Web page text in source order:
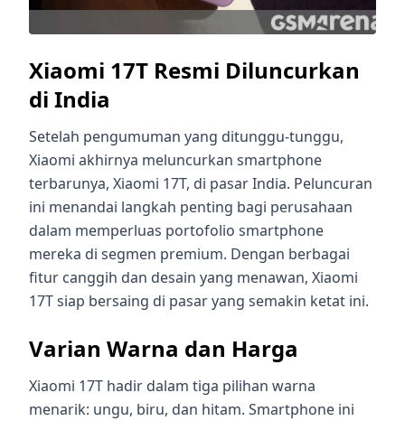
Xiaomi 17T Resmi Diluncurkan
di India
Setelah pengumuman yang ditunggu-tunggu,
Xiaomi akhirnya meluncurkan smartphone
terbarunya, Xiaomi 17T, di pasar India. Peluncuran
ini menandai langkah penting bagi perusahaan
dalam memperluas portofolio smartphone
mereka di segmen premium. Dengan berbagai
fitur canggih dan desain yang menawan, Xiaomi
17T siap bersaing di pasar yang semakin ketat ini.
Varian Warna dan Harga
Xiaomi 17T hadir dalam tiga pilihan warna
menarik: ungu, biru, dan hitam. Smartphone ini